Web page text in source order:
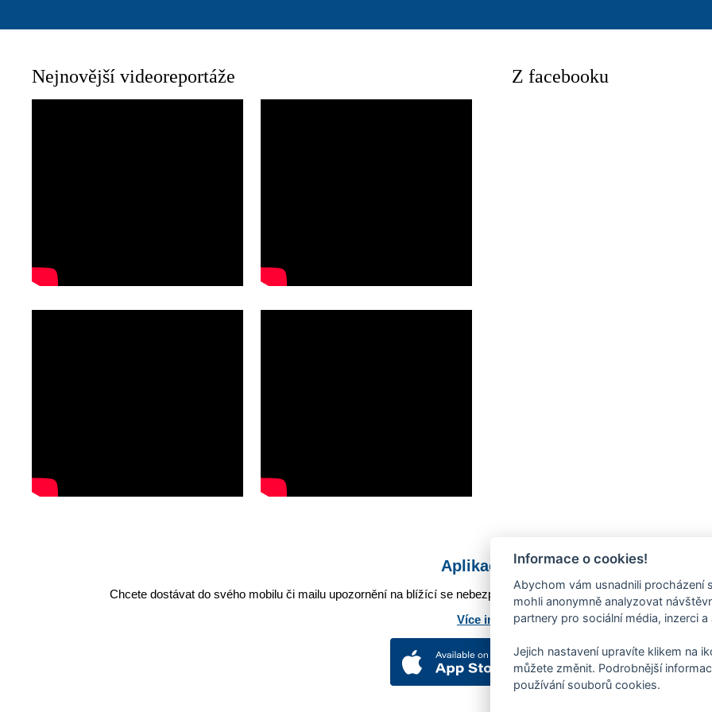
Nejnovější videoreportáže Z facebooku
Aplikace Mobilní rozhlas
Chcete dostávat do svého mobilu či mailu upozornění na blížící se nebezpečí, odstávky, poruchy a výpadky
Více informací o aplikaci
Informace o cookies!
Abychom vám usnadnili procházení
mohli anonymně analyzovat
partnery pro sociální média, inzerci a
Jejich nastavení upravíte klikem na
můžete změnit. Podrobnější
používání souborů cookies.